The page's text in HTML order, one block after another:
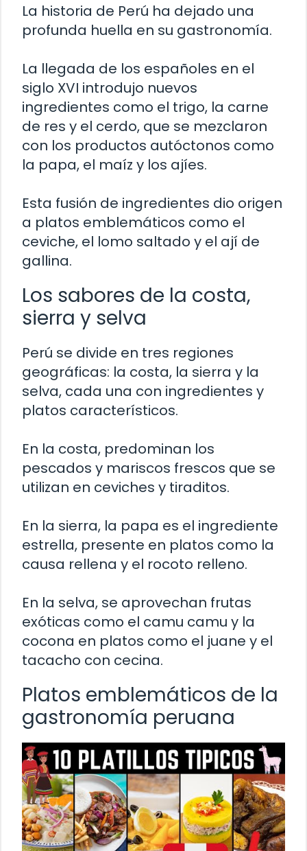
La historia de Perú ha dejado una
profunda huella en su gastronomía.
La llegada de los españoles en el
siglo XVI introdujo nuevos
ingredientes como el trigo, la carne
de res y el cerdo, que se mezclaron
con los productos autóctonos como
la papa, el maíz y los ajíes.
Esta fusión de ingredientes dio origen
a platos emblemáticos como el
ceviche, el lomo saltado y el ají de
gallina.
Los sabores de la costa,
sierra y selva
Perú se divide en tres regiones
geográficas: la costa, la sierra y la
selva, cada una con ingredientes y
platos característicos.
En la costa, predominan los
pescados y mariscos frescos que se
utilizan en ceviches y tiraditos.
En la sierra, la papa es el ingrediente
estrella, presente en platos como la
causa rellena y el rocoto relleno.
En la selva, se aprovechan frutas
exóticas como el camu camu y la
cocona en platos como el juane y el
tacacho con cecina.
Platos emblemáticos de la
gastronomía peruana